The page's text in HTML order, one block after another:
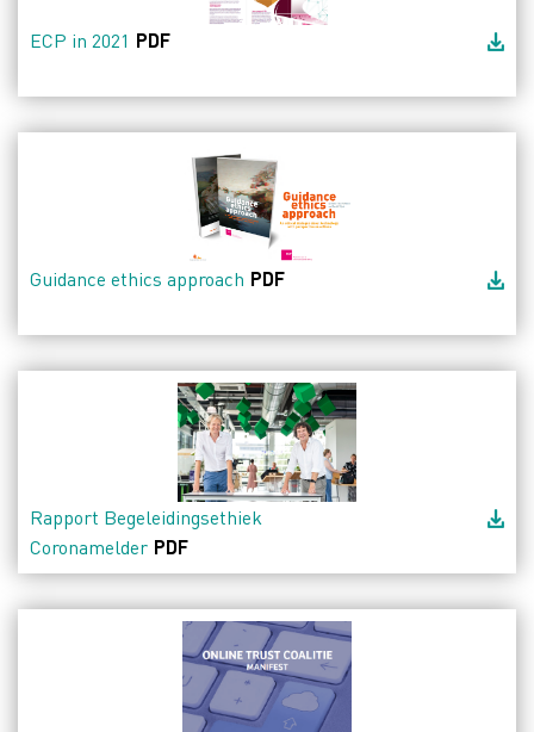
ECP in 2021 PDF
Guidance ethics approach PDF
Rapport Begeleidingsethiek
Coronamelder PDF